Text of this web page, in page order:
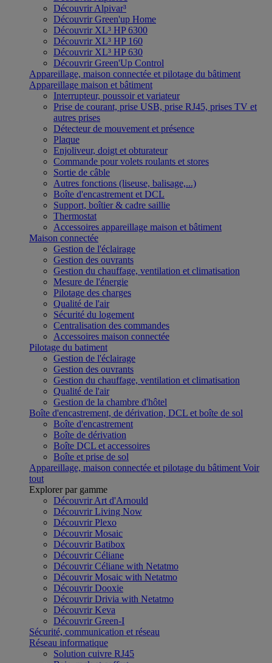
Découvrir Alpivar³
Découvrir Green'up Home
Découvrir XL³ HP 6300
Découvrir XL³ HP 160
Découvrir XL³ HP 630
Découvrir Green'Up Control
Appareillage, maison connectée et pilotage du bâtiment
Appareillage maison et bâtiment
Interrupteur, poussoir et variateur
Prise de courant, prise USB, prise RJ45, prises TV et
autres prises
Détecteur de mouvement et présence
Plaque
Enjoliveur, doigt et obturateur
Commande pour volets roulants et stores
Sortie de câble
Autres fonctions (liseuse, balisage,...)
Boîte d'encastrement et DCL
Support, boîtier & cadre saillie
Thermostat
Accessoires appareillage maison et bâtiment
Maison connectée
Gestion de l'éclairage
Gestion des ouvrants
Gestion du chauffage, ventilation et climatisation
Mesure de l'énergie
Pilotage des charges
Qualité de l'air
Sécurité du logement
Centralisation des commandes
Accessoires maison connectée
Pilotage du batiment
Gestion de l'éclairage
Gestion des ouvrants
Gestion du chauffage, ventilation et climatisation
Qualité de l'air
Gestion de la chambre d'hôtel
Boîte d'encastrement, de dérivation, DCL et boîte de sol
Boîte d'encastrement
Boîte de dérivation
Boîte DCL et accessoires
Boîte et prise de sol
Appareillage, maison connectée et pilotage du bâtiment Voir
tout
Explorer par gamme
Découvrir Art d'Arnould
Découvrir Living Now
Découvrir Plexo
Découvrir Mosaic
Découvrir Batibox
Découvrir Céliane
Découvrir Céliane with Netatmo
Découvrir Mosaic with Netatmo
Découvrir Dooxie
Découvrir Drivia with Netatmo
Découvrir Keva
Découvrir Green-I
Sécurité, communication et réseau
Réseau informatique
Solution cuivre RJ45